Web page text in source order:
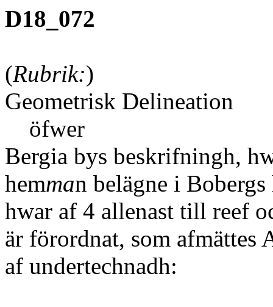
D18_072
(Rubrik:)
Geometrisk Delineation
öfwer
Bergia bys beskrifningh,
hemman belägne i
hwar af 4 allenast till reef
är förordnat, som afmättes
af undertechnadh: